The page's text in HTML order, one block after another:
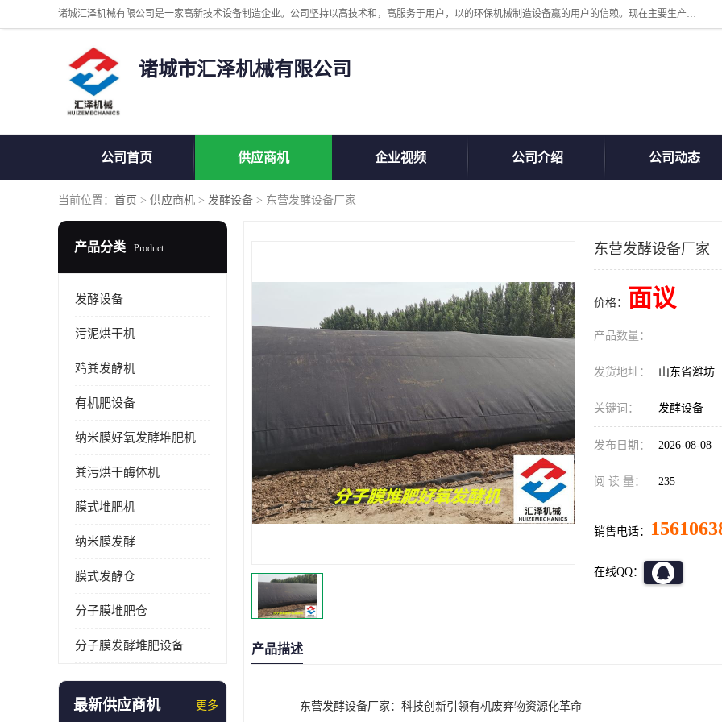
诸城汇泽机械有限公司是一家高新技术设备制造企业。公司坚持以高技术和，高服务于用户，以的环保机械制造设备赢的用户的信赖。现在主要生产死亡畜禽无害化处理和立式和卧式有机肥设备，搅拌机，烘干机，高温发酵机等。污水处理设备，固液分离机。气浮机，化制机等。公司秉承品质，用户至上，科技创新的经营理。
诸城市汇泽机械有限公司
公司首页 供应商机 企业视频 公司介绍 公司动态
当前位置： 首页 > 供应商机 > 发酵设备 > 东营发酵设备厂家
产品分类 Product
发酵设备
污泥烘干机
鸡粪发酵机
有机肥设备
纳米膜好氧发酵堆肥机
粪污烘干酶体机
膜式堆肥机
纳米膜发酵
膜式发酵仓
分子膜堆肥仓
分子膜发酵堆肥设备
最新供应商机 更多
东营发酵设备厂家
价格： 面议
产品数量：
发货地址： 山东省潍坊
关键词： 发酵设备
发布日期： 2026-08-08
阅 读 量： 235
销售电话：
在线QQ：
产品描述
东营发酵设备厂家：科技创新引领有机废弃物资源化革命